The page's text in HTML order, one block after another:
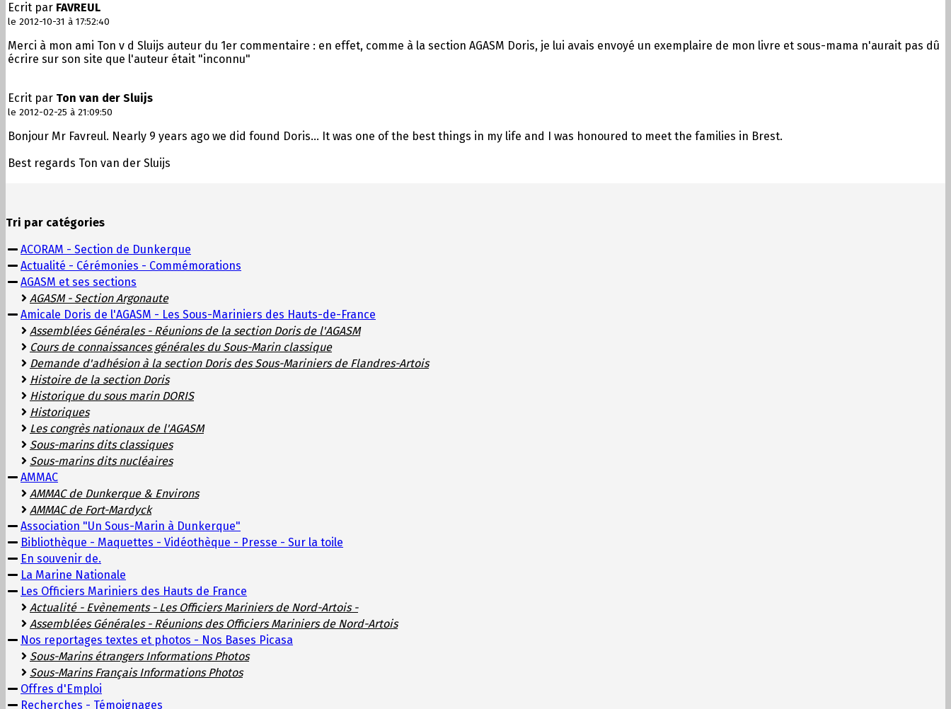
Ecrit par FAVREUL
le 2012-10-31 à 17:52:40
Merci à mon ami Ton v d Sluijs auteur du 1er commentaire : en effet, comme à la section AGASM Doris, je lui avais envoyé un exemplaire de mon livre et sous-mama n'aurait pas dû
écrire sur son site que l'auteur était "inconnu"
Ecrit par Ton van der Sluijs
le 2012-02-25 à 21:09:50
Bonjour Mr Favreul. Nearly 9 years ago we did found Doris... It was one of the best things in my life and I was honoured to meet the families in Brest.
Best regards Ton van der Sluijs
Tri par catégories
ACORAM - Section de Dunkerque
Actualité - Cérémonies - Commémorations
AGASM et ses sections
AGASM - Section Argonaute
Amicale Doris de l'AGASM - Les Sous-Mariniers des Hauts-de-France
Assemblées Générales - Réunions de la section Doris de l'AGASM
Cours de connaissances générales du Sous-Marin classique
Demande d'adhésion à la section Doris des Sous-Mariniers de Flandres-Artois
Histoire de la section Doris
Historique du sous marin DORIS
Historiques
Les congrès nationaux de l'AGASM
Sous-marins dits classiques
Sous-marins dits nucléaires
AMMAC
AMMAC de Dunkerque & Environs
AMMAC de Fort-Mardyck
Association "Un Sous-Marin à Dunkerque"
Bibliothèque - Maquettes - Vidéothèque - Presse - Sur la toile
En souvenir de.
La Marine Nationale
Les Officiers Mariniers des Hauts de France
Actualité - Evènements - Les Officiers Mariniers de Nord-Artois -
Assemblées Générales - Réunions des Officiers Mariniers de Nord-Artois
Nos reportages textes et photos - Nos Bases Picasa
Sous-Marins étrangers Informations Photos
Sous-Marins Français Informations Photos
Offres d'Emploi
Recherches - Témoignages